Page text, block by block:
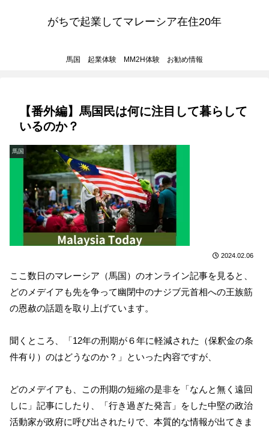
がちで起業してマレーシア在住20年
馬国 起業体験 MM2H体験 お勧め情報
【番外編】馬国民は何に注目して暮らして
いるのか？
馬国
2024.02.06
ここ数日のマレーシア（馬国）のオンライン記事を見ると、
どのメデイアも先を争って幽閉中のナジブ元首相への王族筋
の恩赦の話題を取り上げています。
聞くところ、「12年の刑期が６年に軽減された（保釈金の条
件有り）のはどうなのか？」といった内容ですが、
どのメデイアも、この刑期の短縮の是非を「なんと無く遠回
しに」記事にしたり、「行き過ぎた発言」をした中堅の政治
活動家が政府に呼び出されたりで、本質的な情報が出てきま